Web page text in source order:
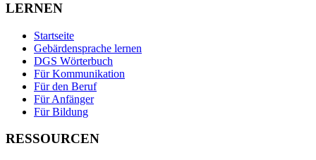
LERNEN
Startseite
Gebärdensprache lernen
DGS Wörterbuch
Für Kommunikation
Für den Beruf
Für Anfänger
Für Bildung
RESSOURCEN